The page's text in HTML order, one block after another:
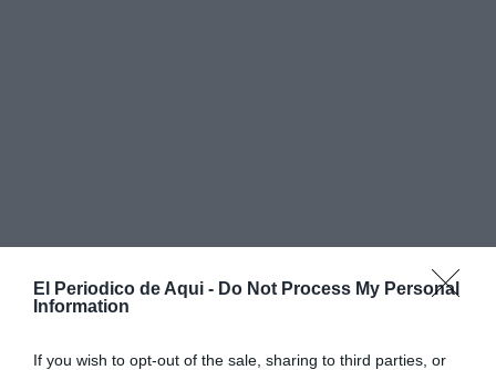
El Periodico de Aqui - Do Not Process My Personal
Information
If you wish to opt-out of the sale, sharing to third parties, or